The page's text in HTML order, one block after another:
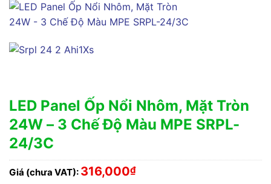
LED Panel Ốp Nổi Nhôm, Mặt Tròn
24W – 3 Chế Độ Màu MPE SRPL-
24/3C
Giá (chưa VAT): 316,000₫